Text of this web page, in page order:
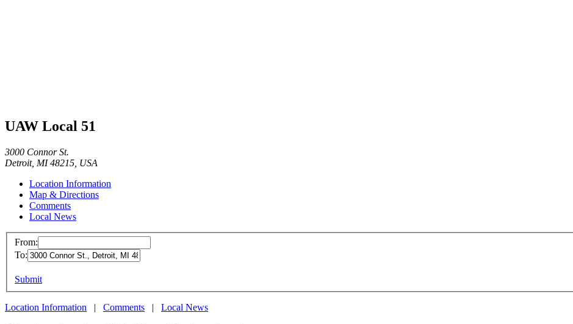
UAW Local 51
3000 Connor St.
Detroit, MI 48215, USA
Location Information
Map & Directions
Comments
Local News
From:
To:
Submit
Location Information | Comments | Local News